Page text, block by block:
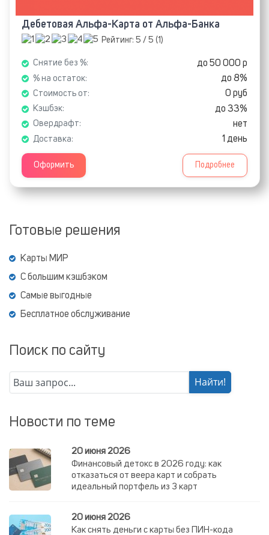
Дебетовая Альфа-Карта от Альфа-Банка
Рейтинг: 5 / 5 (1)
Снятие без %: до 50 000 р
% на остаток: до 8%
Стоимость от: 0 руб
Кэшбэк: до 33%
Овердрафт: нет
Доставка: 1 день
Оформить Подробнее
Готовые решения
Карты МИР
С большим кэшбэком
Самые выгодные
Бесплатное обслуживание
Поиск по сайту
Новости по теме
20 июня 2026
Финансовый детокс в 2026 году: как
отказаться от веера карт и собрать
идеальный портфель из 3 карт
20 июня 2026
Как снять деньги с карты без ПИН-кода